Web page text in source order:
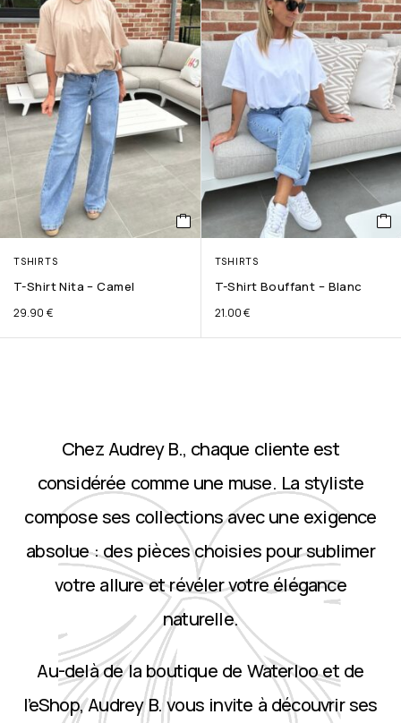
TSHIRTS
T-Shirt Nita – Camel
29.90 €
TSHIRTS
T-Shirt Bouffant – Blanc
21.00€
Chez Audrey B., chaque cliente est
considérée comme une muse. La styliste
compose ses collections avec une exigence
absolue : des pièces choisies pour sublimer
votre allure et révéler votre élégance
naturelle.
Au-delà de la boutique de Waterloo et de
l’eShop, Audrey B. vous invite à découvrir ses